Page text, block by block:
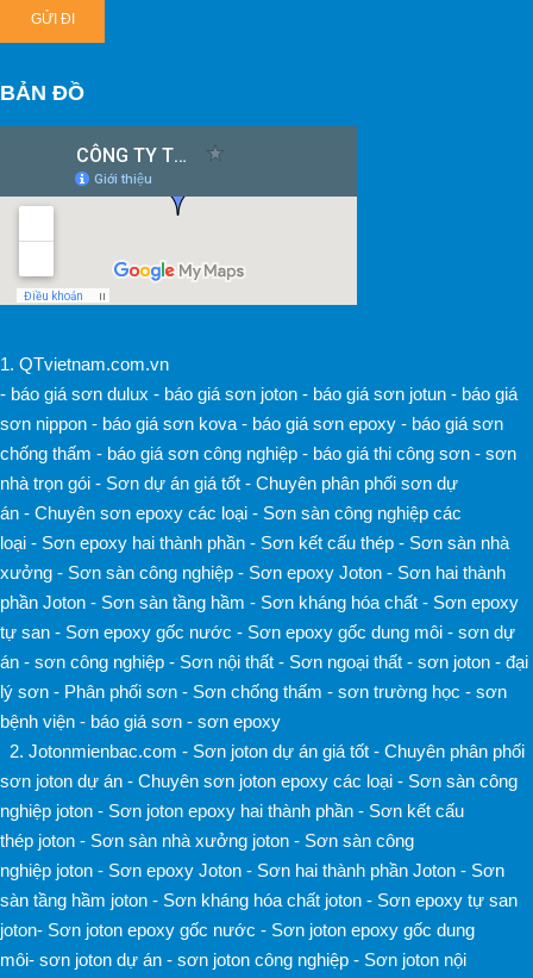
BẢN ĐỒ
1. QTvietnam.com.vn
- báo giá sơn dulux - báo giá sơn joton - báo giá sơn jotun - báo giá
sơn nippon - báo giá sơn kova - báo giá sơn epoxy - báo giá sơn
chống thấm - báo giá sơn công nghiệp - báo giá thi công sơn - sơn
nhà trọn gói - Sơn dự án giá tốt - Chuyên phân phối sơn dự
án - Chuyên sơn epoxy các loại - Sơn sàn công nghiệp các
loại - Sơn epoxy hai thành phần - Sơn kết cấu thép - Sơn sàn nhà
xưởng - Sơn sàn công nghiệp - Sơn epoxy Joton - Sơn hai thành
phần Joton - Sơn sàn tầng hầm - Sơn kháng hóa chất - Sơn epoxy
tự san - Sơn epoxy gốc nước - Sơn epoxy gốc dung môi - sơn dự
án - sơn công nghiệp - Sơn nội thất - Sơn ngoại thất - sơn joton - đại
lý sơn - Phân phối sơn - Sơn chống thấm - sơn trường học - sơn
bệnh viện - báo giá sơn - sơn epoxy
2. Jotonmienbac.com - Sơn joton dự án giá tốt - Chuyên phân phối
sơn joton dự án - Chuyên sơn joton epoxy các loại - Sơn sàn công
nghiệp joton - Sơn joton epoxy hai thành phần - Sơn kết cấu
thép joton - Sơn sàn nhà xưởng joton - Sơn sàn công
nghiệp joton - Sơn epoxy Joton - Sơn hai thành phần Joton - Sơn
sàn tầng hầm joton - Sơn kháng hóa chất joton - Sơn epoxy tự san
joton- Sơn joton epoxy gốc nước - Sơn joton epoxy gốc dung
môi- sơn joton dự án - sơn joton công nghiệp - Sơn joton nội